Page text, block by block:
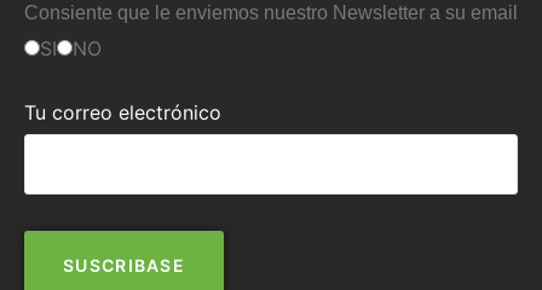
Consiente que le enviemos nuestro Newsletter a su email
SI NO
Tu correo electrónico